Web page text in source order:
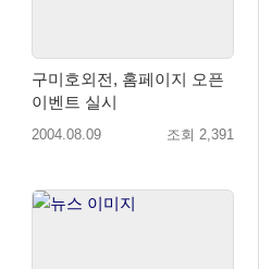
구미호외전, 홈페이지 오픈
이벤트 실시
2004.08.09 조회 2,391